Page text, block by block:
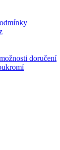
doručení